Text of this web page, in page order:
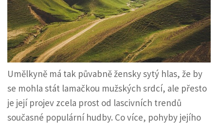
Umělkyně má tak půvabně žensky sytý hlas, že by
se mohla stát lamačkou mužských srdcí, ale přesto
je její projev zcela prost od lascivních trendů
současné populární hudby. Co více, pohyby jejího